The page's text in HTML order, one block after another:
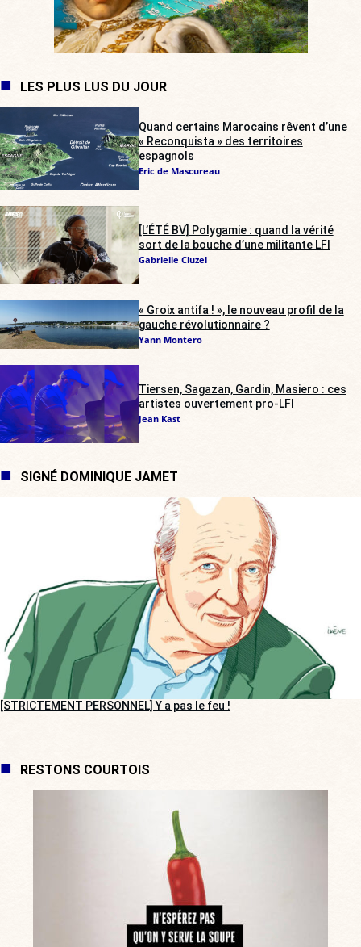
LES PLUS LUS DU JOUR
Quand certains Marocains rêvent d’une
« Reconquista » des territoires
espagnols
Eric de Mascureau
[L’ÉTÉ BV] Polygamie : quand la vérité
sort de la bouche d’une militante LFI
Gabrielle Cluzel
« Groix antifa ! », le nouveau profil de la
gauche révolutionnaire ?
Yann Montero
Tiersen, Sagazan, Gardin, Masiero : ces
artistes ouvertement pro-LFI
Jean Kast
SIGNÉ DOMINIQUE JAMET
[STRICTEMENT PERSONNEL] Y a pas le feu !
RESTONS COURTOIS